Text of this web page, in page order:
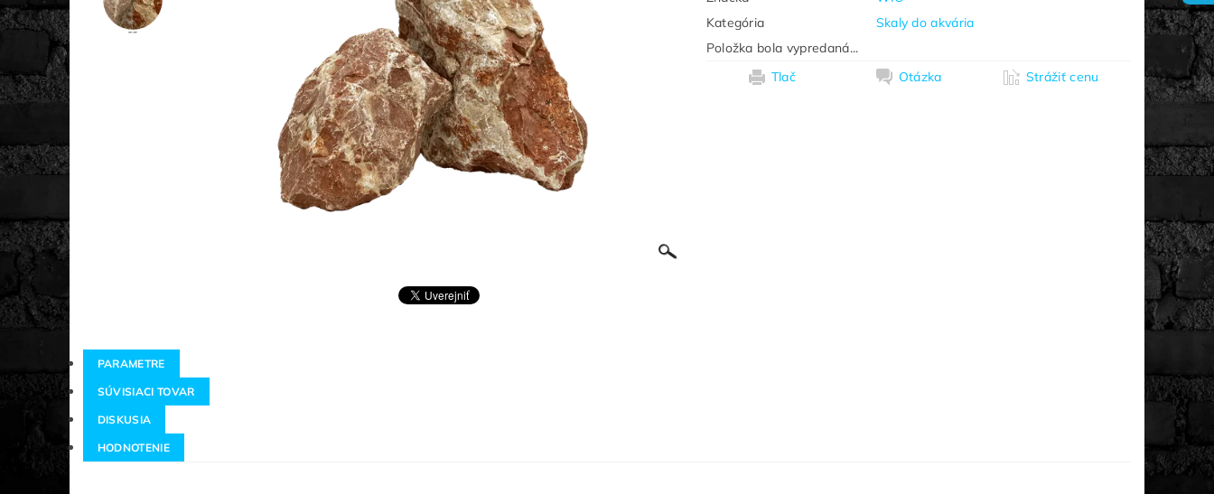
Kategória
Skaly do akvária
Položka bola vypredaná...
Tlač
Otázka Strážiť cenu
PARAMETRE
SÚVISIACI TOVAR
DISKUSIA
HODNOTENIE